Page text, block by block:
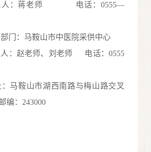
人：蒋老师 电话 ： 0555—
门：马鞍山市中医院采供中心
： 赵老师、刘老师 电话： 0555
：马鞍山市湖西南路与梅山路交叉
编：243000